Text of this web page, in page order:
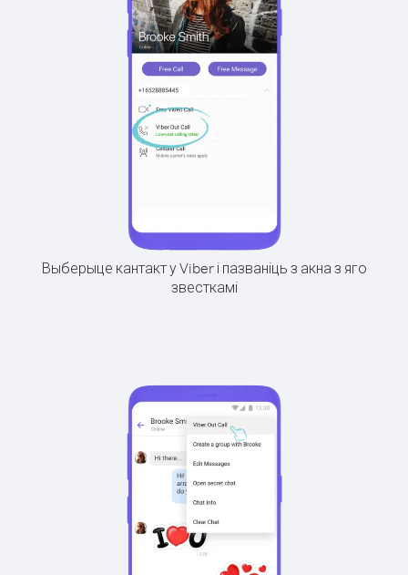
Выберыце кантакт у Viber і пазваніць з акна з яго
звесткамі